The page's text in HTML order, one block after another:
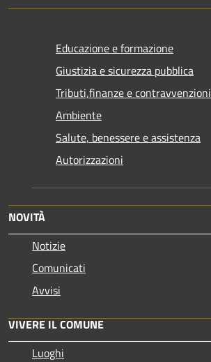
Educazione e formazione
Giustizia e sicurezza pubblica
Tributi,finanze e contravvenzioni
Ambiente
Salute, benessere e assistenza
Autorizzazioni
NOVITÀ
Notizie
Comunicati
Avvisi
VIVERE IL COMUNE
Luoghi